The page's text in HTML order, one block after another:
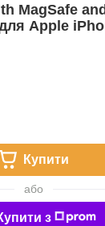
MagSafe
Apple
Купити
або
з